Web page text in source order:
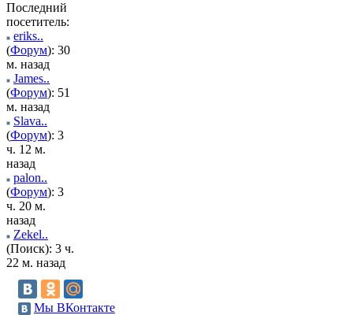
Последний
посетитель:
eriks..
(Форум): 30
м. назад
James..
(Форум): 51
м. назад
Slava..
(Форум): 3
ч. 12 м.
назад
palon..
(Форум): 3
ч. 20 м.
назад
Zekel..
(Поиск): 3 ч.
22 м. назад
Мы ВКонтакте